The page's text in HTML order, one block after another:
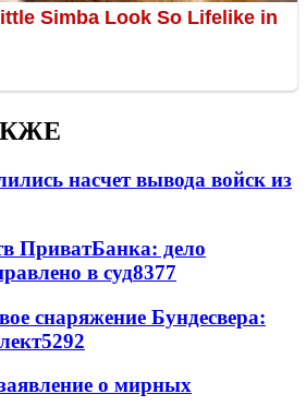
насчет вывода войск из
ПриватБанка: дело
в суд8377
снаряжение Бундесвера:
5292
о мирных